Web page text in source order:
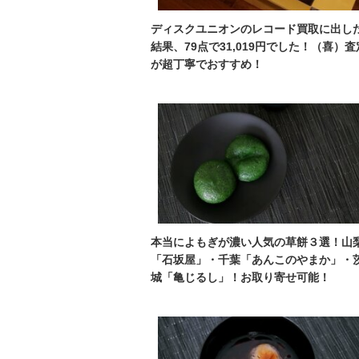
ディスクユニオンのレコード買取に出し
結果、79点で31,019円でした！（喜）査
が超丁寧でおすすめ！
本当によもぎが濃い人気の草餅３選！山
「石坂屋」・千葉「あんこのやまか」・
城「亀じるし」！お取り寄せ可能！